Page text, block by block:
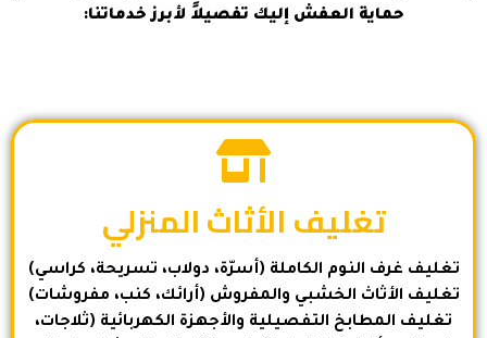
حماية العفش إليك تفصيلاً لأبرز خدماتنا:
تغليف الأثاث المنزلي
تغليف غرف النوم الكاملة (أسرّة، دولاب، تسريحة، كراسي)
تغليف الأثاث الخشبي والمفروش (أرائك، كنب، مفروشات)
تغليف المطابخ التفصيلية والأجهزة الكهربائية (ثلاجات،